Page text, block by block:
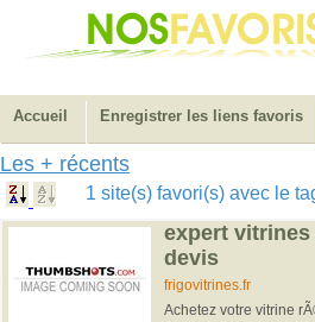
Accueil Enregistrer les liens favoris
Les + récents
1 site(s) favori(s) avec le
expert
devis
frigovitrines.fr
Achetez votre vitrine